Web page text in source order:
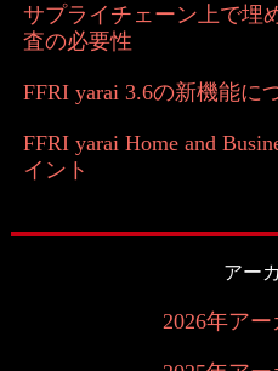
サプライチェーン上で埋
査の必要性
FFRI yarai 3.6の新機能に
FFRI yarai Home and
イント
アー
2026年ア